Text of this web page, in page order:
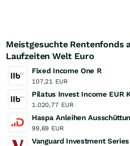
Meistgesuchte Rentenfonds
Laufzeiten Welt Euro
Fixed Income One R
107,21 EUR
Pilatus Invest Income EUR
1.020,77 EUR
Haspa Anleihen
99,69 EUR
Vanguard Investment